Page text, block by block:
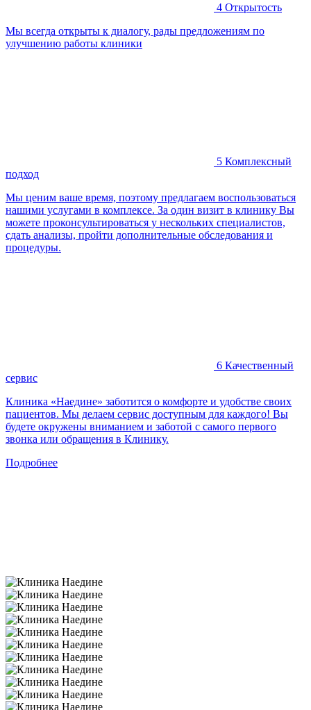
4 Открытость
Мы всегда открыты к диалогу, рады предложениям по
улучшению работы клиники
5 Комплексный
подход
Мы ценим ваше время, поэтому предлагаем воспользоваться
нашими услугами в комплексе. За один визит в клинику Вы
можете проконсультироваться у нескольких специалистов,
сдать анализы, пройти дополнительные обследования и
процедуры.
6 Качественный
сервис
Клиника «Наедине» заботится о комфорте и удобстве своих
пациентов. Мы делаем сервис доступным для каждого! Вы
будете окружены вниманием и заботой с самого первого
звонка или обращения в Клинику.
Подробнее